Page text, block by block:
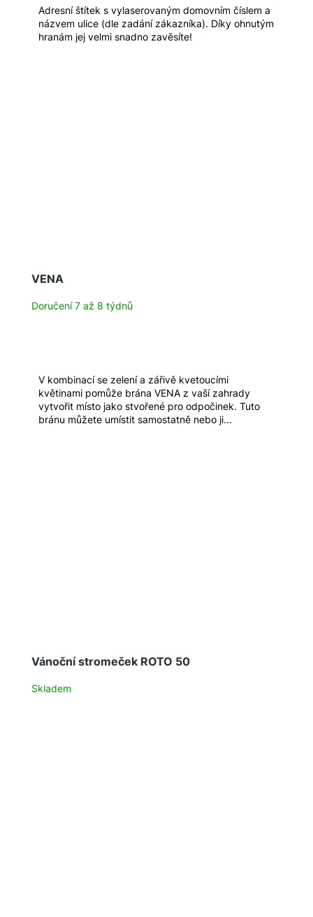
Adresní štítek s vylaserovaným domovním číslem a
názvem ulice (dle zadání zákazníka). Díky ohnutým
hranám jej velmi snadno zavěsíte!
VENA
Doručení 7 až 8 týdnů
V kombinací se zelení a zářivě kvetoucími
květinami pomůže brána VENA z vaší zahrady
vytvořit místo jako stvořené pro odpočinek. Tuto
bránu můžete umístit samostatně nebo ji...
Vánoční stromeček ROTO 50
Skladem